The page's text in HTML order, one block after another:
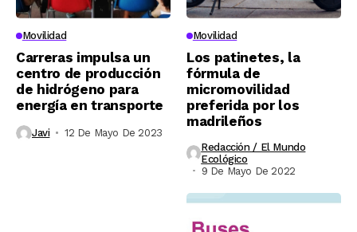
Movilidad
Carreras impulsa un
centro de producción
de hidrógeno para
energía en transporte
Javi 12 De Mayo De 2023
Movilidad
Los patinetes, la
fórmula de
micromovilidad
preferida por los
madrileños
Redacción / El Mundo
Ecológico
9 De Mayo De 2022